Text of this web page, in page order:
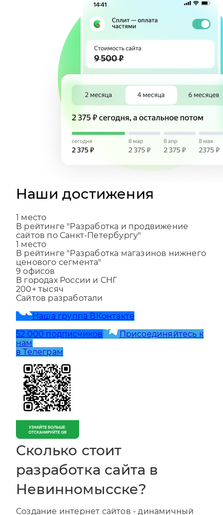
Наши достижения
1место
В рейтинге "Разработка и продвижение
сайтов по Санкт-Петербургу"
1место
В рейтинге "Разработка магазинов нижнего
ценового сегмента"
9 офисов
В городах России и СНГ
200+тысяч
52 000 подписчиков
нам
Сколько стоит
разработка сайта в
Невинномысске?